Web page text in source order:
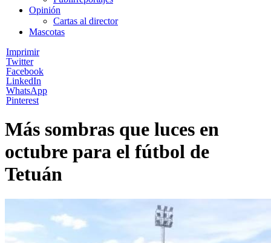
Opinión
Cartas al director
Mascotas
Imprimir
Twitter
Facebook
LinkedIn
WhatsApp
Pinterest
Más sombras que luces en
octubre para el fútbol de
Tetuán